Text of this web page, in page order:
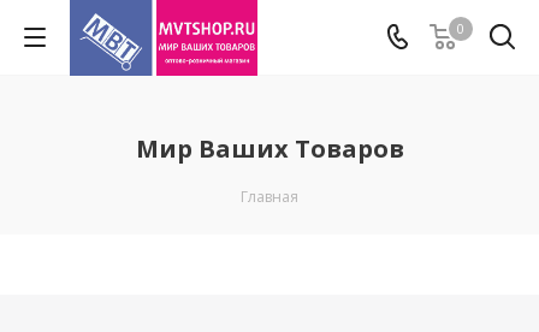
0
Мир Ваших Товаров
Главная